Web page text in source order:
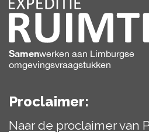
Samenwerken aan Limburgse
omgevingsvraagstukken
Proclaimer:
Naar de proclaimer van